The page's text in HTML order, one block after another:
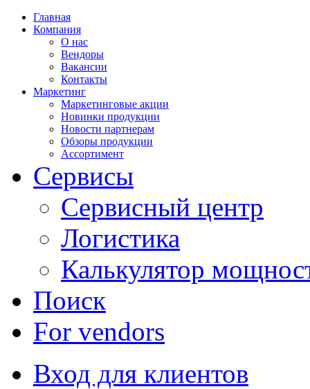
Главная
Компания
О нас
Вендоры
Вакансии
Контакты
Маркетинг
Маркетинговые акции
Новинки продукции
Новости партнерам
Обзоры продукции
Ассортимент
Сервисы
Сервисный центр
Логистика
Калькулятор
Поиск
For vendors
Вход для клиентов